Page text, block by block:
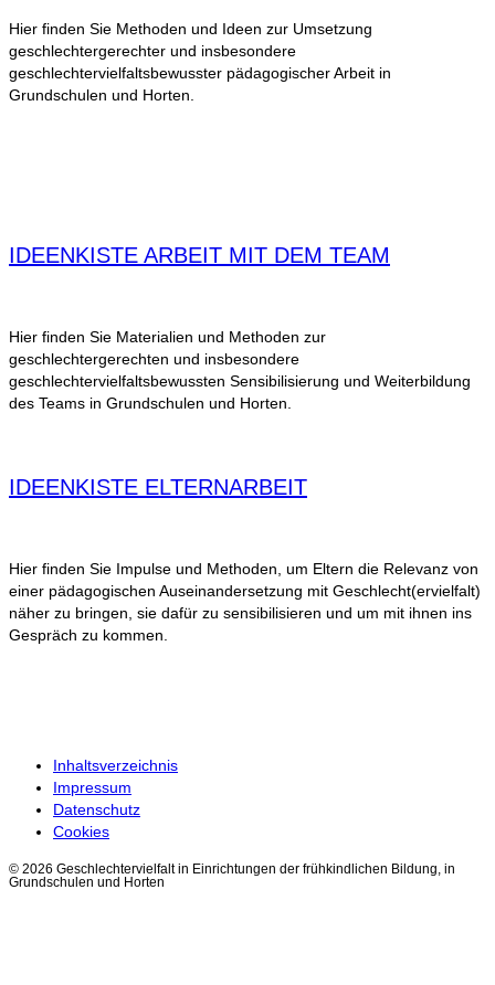
Hier finden Sie Methoden und Ideen zur Umsetzung
geschlechtergerechter und insbesondere
geschlechtervielfaltsbewusster pädagogischer Arbeit in
Grundschulen und Horten.
IDEENKISTE ARBEIT MIT DEM TEAM
Hier finden Sie Materialien und Methoden zur
geschlechtergerechten und insbesondere
geschlechtervielfaltsbewussten Sensibilisierung und Weiterbildung
des Teams in Grundschulen und Horten.
IDEENKISTE ELTERNARBEIT
Hier finden Sie Impulse und Methoden, um Eltern die Relevanz von
einer pädagogischen Auseinandersetzung mit Geschlecht(ervielfalt)
näher zu bringen, sie dafür zu sensibilisieren und um mit ihnen ins
Gespräch zu kommen.
Inhaltsverzeichnis
Impressum
Datenschutz
Cookies
© 2026 Geschlechtervielfalt in Einrichtungen der frühkindlichen Bildung, in
Grundschulen und Horten